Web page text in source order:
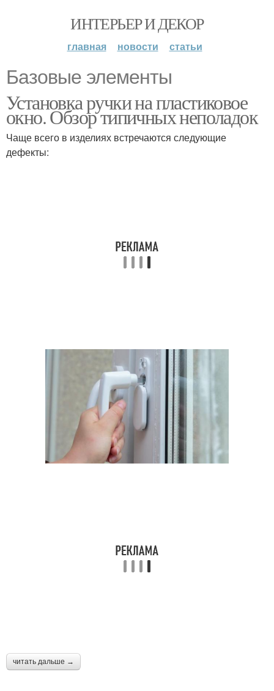
ИНТЕРЬЕР И ДЕКОР
главная новости статьи
Базовые элементы
Установка ручки на пластиковое
окно. Обзор типичных неполадок
Чаще всего в изделиях встречаются следующие
дефекты:
читать дальше →